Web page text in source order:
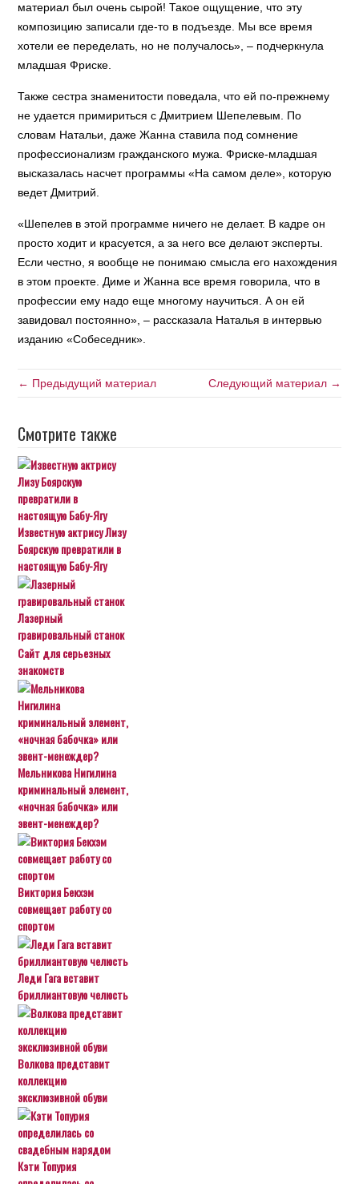
материал был очень сырой! Такое ощущение, что эту
композицию записали где-то в подъезде. Мы все время
хотели ее переделать, но не получалось», – подчеркнула
младшая Фриске.
Также сестра знаменитости поведала, что ей по-прежнему
не удается примириться с Дмитрием Шепелевым. По
словам Натальи, даже Жанна ставила под сомнение
профессионализм гражданского мужа. Фриске-младшая
высказалась насчет программы «На самом деле», которую
ведет Дмитрий.
«Шепелев в этой программе ничего не делает. В кадре он
просто ходит и красуется, а за него все делают эксперты.
Если честно, я вообще не понимаю смысла его нахождения
в этом проекте. Диме и Жанна все время говорила, что в
профессии ему надо еще многому научиться. А он ей
завидовал постоянно», – рассказала Наталья в интервью
изданию «Собеседник».
← Предыдущий материал Следующий материал →
Смотрите также
Известную актрису Лизу
Боярскую превратили в
настоящую Бабу-Ягу
Лазерный
гравировальный станок
Сайт для серьезных
знакомств
Мельникова Нигилина
криминальный элемент,
«ночная бабочка» или
эвент-менеждер?
Виктория Бекхэм
совмещает работу со
спортом
Леди Гага вставит
бриллиантовую челюсть
Волкова представит
коллекцию
эксклюзивной обуви
Кэти Топурия